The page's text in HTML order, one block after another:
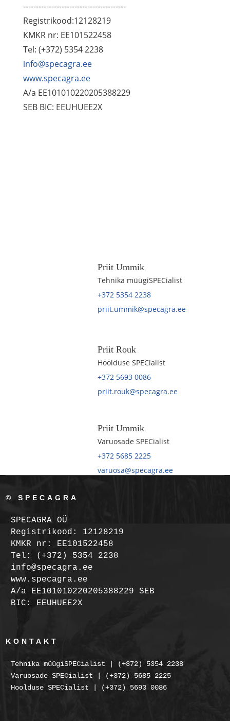
----------------------------------------
Registrikood:12128219
KMKR nr: EE101522458
Tel: (+372) 5354 2238
info@specagra.ee
www.specagra.ee
A/a EE101010220205388229
SEB BIC: EEUHUEE2X
Priit Ummik
Tehnika müügiSPECialist
+372 5354 2238
priit.ummik@specagra.ee
Priit Rouk
Hoolduse SPECialist
+372 5693 0086
priit.rouk@specagra.ee
Priit Ummik
Varuosade SPECialist
+372 5685 2225
varuosa@specagra.ee
© SPECAGRA
SPECAGRA OÜ
Registrikood: 12128219
KMKR nr: EE101522458
Tel: (+372) 5354 2238
info@specagra.ee
www.specagra.ee
A/a EE101010220205388229 SEB
BIC: EEUHUEE2X
KONTAKT
Tehnika müügiSPECialist | (+372) 5354 2238
Varuosade SPECialist | (+372) 5685 2225
Hoolduse SPECialist | (+372) 5693 0086